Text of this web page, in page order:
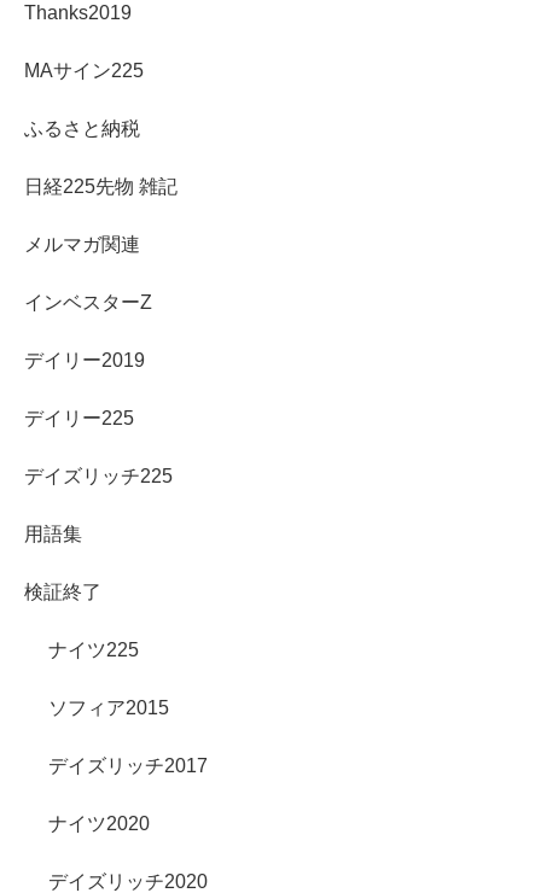
Thanks2019
MAサイン225
ふるさと納税
日経225先物 雑記
メルマガ関連
インベスターZ
デイリー2019
デイリー225
デイズリッチ225
用語集
検証終了
ナイツ225
ソフィア2015
デイズリッチ2017
ナイツ2020
デイズリッチ2020